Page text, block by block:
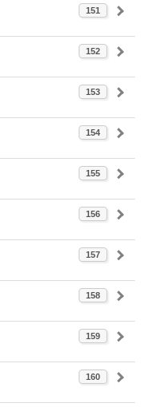
151
152
153
154
155
156
157
158
159
160